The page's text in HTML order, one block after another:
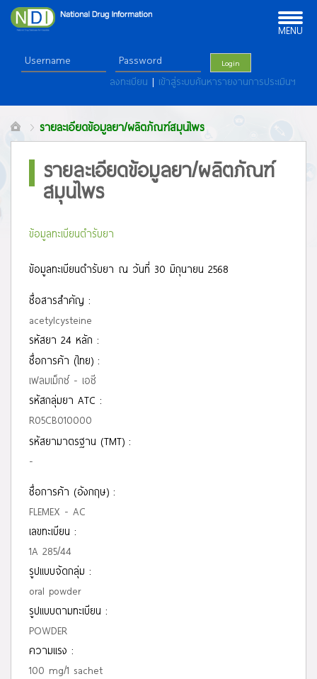
Toggle
navigation
MENU
Login
ลงทะเบียน | เข้าสู่ระบบค้นหารายงานการประเมินฯ
รายละเอียดข้อมูลยา/ผลิตภัณฑ์สมุนไพร
รายละเอียดข้อมูลยา/ผลิตภัณฑ์
สมุนไพร
ข้อมูลทะเบียนตำรับยา
ข้อมูลทะเบียนตำรับยา ณ วันที่ 30 มิถุนายน 2568
ชื่อสารสำคัญ :
acetylcysteine
รหัสยา 24 หลัก :
ชื่อการค้า (ไทย) :
เฟลมเม็กซ์ - เอซี
รหัสกลุ่มยา ATC :
R05CB010000
รหัสยามาตรฐาน (TMT) :
-
ชื่อการค้า (อังกฤษ) :
FLEMEX - AC
เลขทะเบียน :
1A 285/44
รูปแบบจัดกลุ่ม :
oral powder
รูปแบบตามทะเบียน :
POWDER
ความแรง :
100 mg/1 sachet